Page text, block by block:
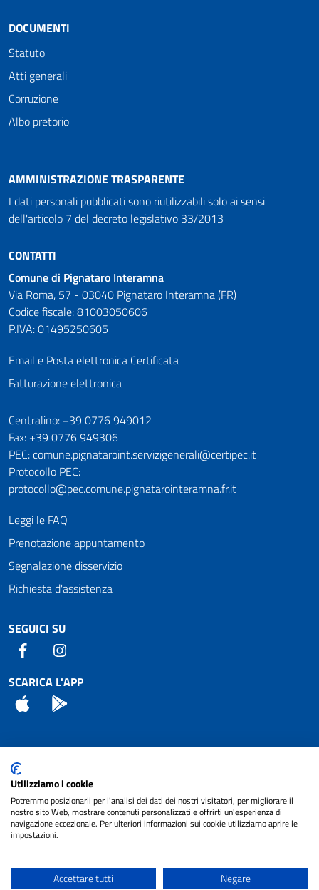
DOCUMENTI
Statuto
Atti generali
Corruzione
Albo pretorio
AMMINISTRAZIONE TRASPARENTE
I dati personali pubblicati sono riutilizzabili solo ai sensi
dell'articolo 7 del decreto legislativo 33/2013
CONTATTI
Comune di Pignataro Interamna
Via Roma, 57 - 03040 Pignataro Interamna (FR)
Codice fiscale: 81003050606
P.IVA: 01495250605
Email e Posta elettronica Certificata
Fatturazione elettronica
Numeri utili
Centralino: +39 0776 949012
Fax: +39 0776 949306
PEC: comune.pignataroint.servizigenerali@certipec.it
Protocollo PEC:
protocollo@pec.comune.pignatarointeramna.fr.it
Leggi le FAQ
Prenotazione appuntamento
Segnalazione disservizio
Richiesta d'assistenza
SEGUICI SU
Facebook
SCARICA L'APP
App Store
Attuazione Misure PNRR
Piano di miglioramento del sito
Note legali
cura diNET SMART
Utilizziamo i cookie
Potremmo posizionarli per l'analisi dei dati dei nostri visitatori, per migliorare il
nostro sito Web, mostrare contenuti personalizzati e offrirti un'esperienza di
navigazione eccezionale. Per ulteriori informazioni sui cookie utilizziamo aprire le
impostazioni.
Accettare tutti Negare